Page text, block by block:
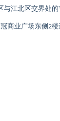
江北区交界处
商业广场东侧 2楼